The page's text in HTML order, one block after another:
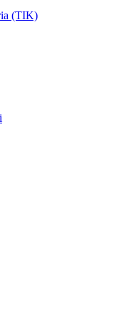
(TIK)